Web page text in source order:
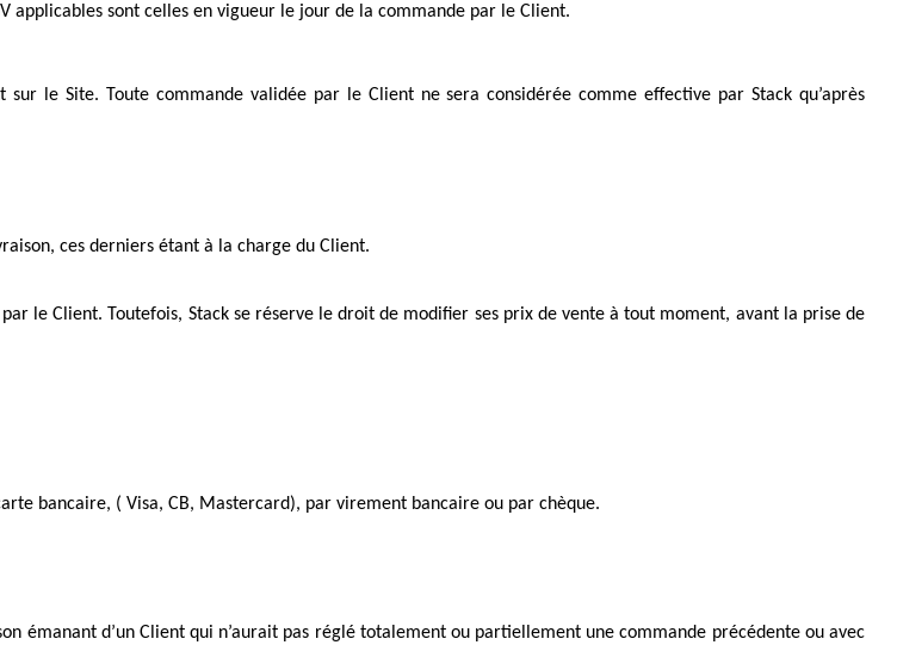
applicables sont celles en vigueur le jour de la commande par le Client.
le Site. Toute commande validée par le Client ne sera considérée comme effective par Stack qu’après
ces derniers étant à la charge du Client.
le Client. Toutefois, Stack se réserve le droit de modifier ses prix de vente à tout moment, avant la prise de
bancaire, ( Visa, CB, Mastercard), par virement bancaire ou par chèque.
émanant d’un Client qui n’aurait pas réglé totalement ou partiellement une commande précédente ou avec